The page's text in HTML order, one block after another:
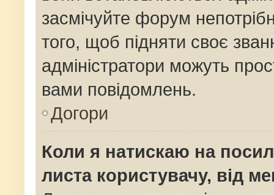
засмічуйте форум
того, щоб підняти своє
адміністратори можуть
вами повідомлень.
Догори
Коли я натискаю на
листа користувачу, від